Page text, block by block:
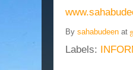
By sahabudeen at
Labels: